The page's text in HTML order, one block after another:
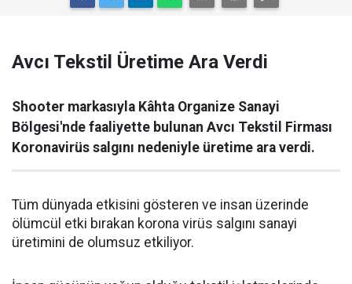
Avcı Tekstil Üretime Ara Verdi
Shooter markasıyla Kâhta Organize Sanayi
Bölgesi'nde faaliyette bulunan Avcı Tekstil Firması
Koronavirüs salgını nedeniyle üretime ara verdi.
Tüm dünyada etkisini gösteren ve insan üzerinde
ölümcül etki bırakan korona virüs salgını sanayi
üretimini de olumsuz etkiliyor.